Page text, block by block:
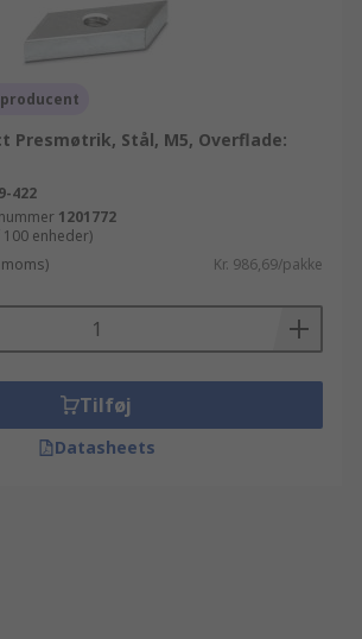
Presmøtrik, Stål, M5, Overflade:
422
1201772
enheder)
Kr. 986,69/pakke
Tilføj
Datasheets